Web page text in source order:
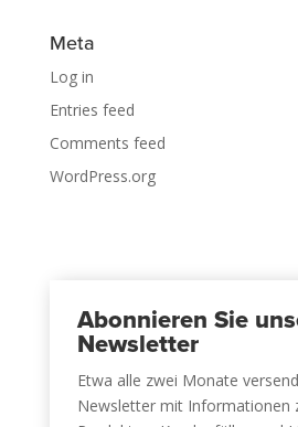
Meta
Log in
Entries feed
Comments feed
WordPress.org
Abonnieren Sie
Newsletter
Etwa alle zwei Monate
Newsletter mit Informationen